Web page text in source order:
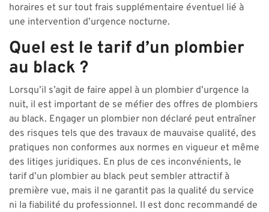
horaires et sur tout frais supplémentaire éventuel lié à
une intervention d’urgence nocturne.
Quel est le tarif d’un plombier
au black ?
Lorsqu’il s’agit de faire appel à un plombier d’urgence la
nuit, il est important de se méfier des offres de plombiers
au black. Engager un plombier non déclaré peut entraîner
des risques tels que des travaux de mauvaise qualité, des
pratiques non conformes aux normes en vigueur et même
des litiges juridiques. En plus de ces inconvénients, le
tarif d’un plombier au black peut sembler attractif à
première vue, mais il ne garantit pas la qualité du service
ni la fiabilité du professionnel. Il est donc recommandé de